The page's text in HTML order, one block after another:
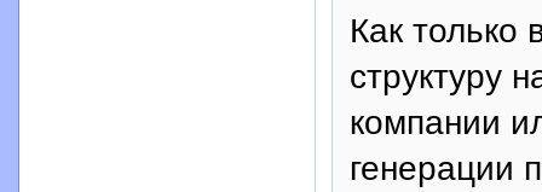
Как только
структуру
компании
генерации